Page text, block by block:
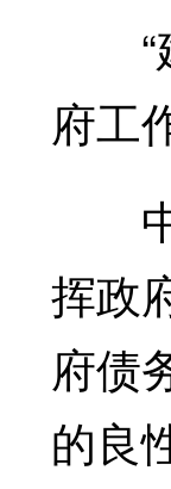
“
府工
中
挥政
府债
的良